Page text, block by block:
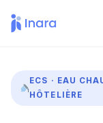
ECS · EAU
HÔTELIÈRE